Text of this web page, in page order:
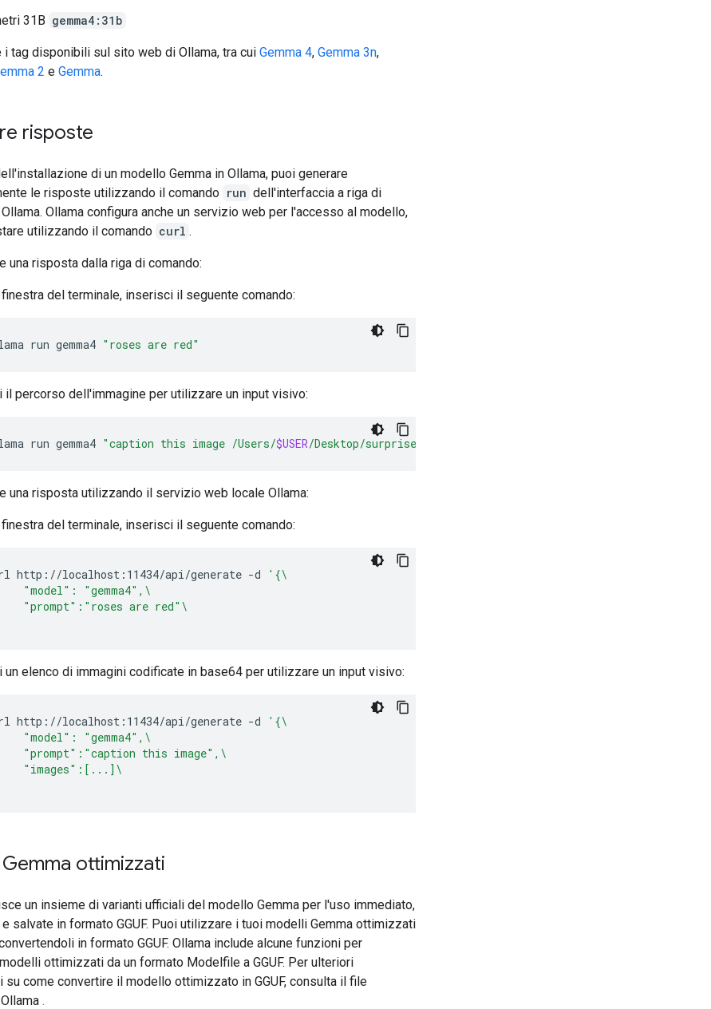
31B gemma4:31b
i tag disponibili sul sito web di Ollama, tra cui Gemma 4, Gemma 3n,
2 e Gemma.
risposte
di un modello Gemma in Ollama, puoi generare
le risposte utilizzando il comando run dell'interfaccia a riga di
Ollama configura anche un servizio web per l'accesso al modello,
utilizzando il comando curl .
una risposta dalla riga di comando:
finestra del terminale, inserisci il seguente comando:
run gemma4 "roses are red"
il percorso dell'immagine per utilizzare un input visivo:
run gemma4 "caption this image /Users/$USER/Desktop/surprise.png"
una risposta utilizzando il servizio web locale Ollama:
finestra del terminale, inserisci il seguente comando:
http://localhost:11434/api/generate -d
'{\
"model": "gemma4",\
"prompt":"roses are red"\
un elenco di immagini codificate in base64 per utilizzare un input visivo:
http://localhost:11434/api/generate -d
'{\
"model": "gemma4",\
"prompt":"caption this image",\
"images":[...]\
ottimizzati
un insieme di varianti ufficiali del modello Gemma per l'uso immediato,
salvate in formato GGUF. Puoi utilizzare i tuoi modelli Gemma ottimizzati
in formato GGUF. Ollama include alcune funzioni per
ottimizzati da un formato Modelfile a GGUF. Per ulteriori
su come convertire il modello ottimizzato in GGUF, consulta il file
.